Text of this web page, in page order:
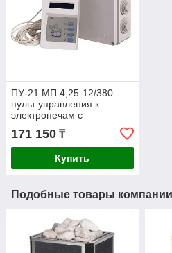
ПУ-21 МП 4,25-12/380
пульт управления к
электропечам с
парогенератором
цифровой
171 150 ₸
Купить
Подобные товары компании